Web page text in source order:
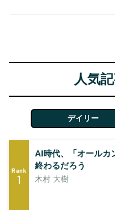
人気
デイリー
Rank
1
AI時代、「オールカ
終わるだろう
木村 大樹